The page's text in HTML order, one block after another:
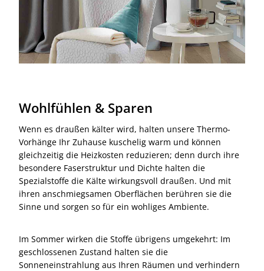
Wohlfühlen & Sparen
Wenn es draußen kälter wird, halten unsere Thermo-
Vorhänge Ihr Zuhause kuschelig warm und können
gleichzeitig die Heizkosten reduzieren; denn durch ihre
besondere Faserstruktur und Dichte halten die
Spezialstoffe die Kälte wirkungsvoll draußen. Und mit
ihren anschmiegsamen Oberflächen berühren sie die
Sinne und sorgen so für ein wohliges Ambiente.
Im Sommer wirken die Stoffe übrigens umgekehrt: Im
geschlossenen Zustand halten sie die
Sonneneinstrahlung aus Ihren Räumen und verhindern